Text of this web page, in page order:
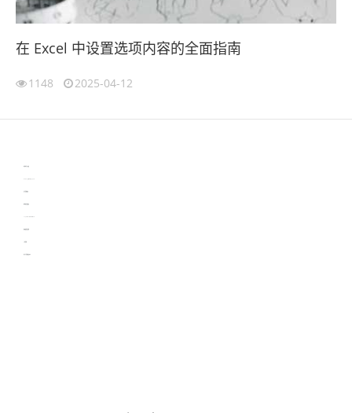
在 Excel 中设置选项内容的全面指南
1148 2025-04-12